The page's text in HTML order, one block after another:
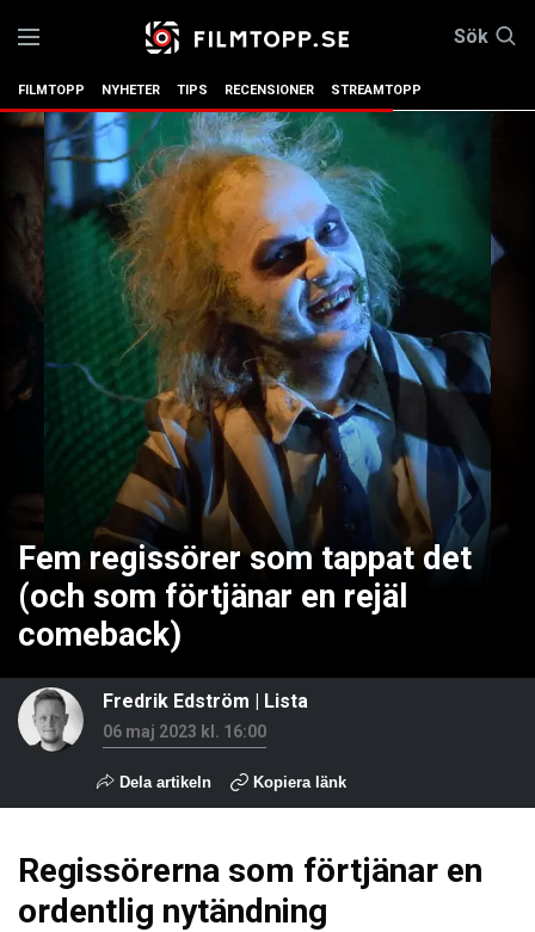
Sök
FILMTOPP NYHETER TIPS RECENSIONER STREAMTOPP
Fem regissörer som tappat det
(och som förtjänar en rejäl
comeback)
Fredrik Edström | Lista
06 maj 2023 kl. 16:00
Dela artikeln Kopiera länk
Regissörerna som förtjänar en
ordentlig nytändning